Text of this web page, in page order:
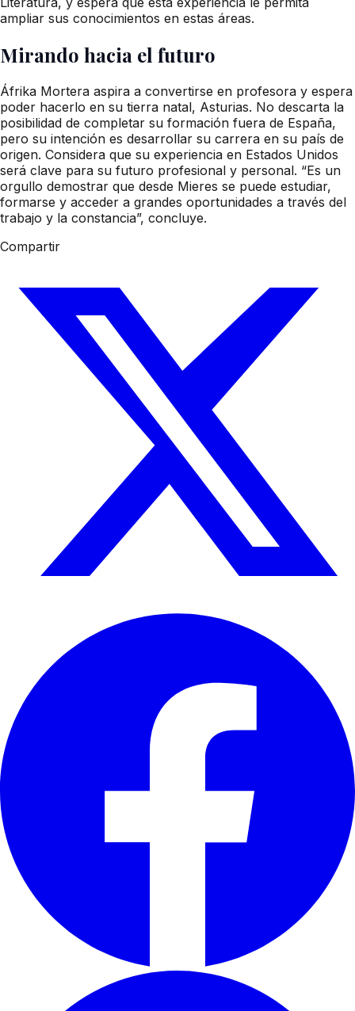
ampliar sus conocimientos en estas áreas.
Mirando hacia el futuro
Áfrika Mortera aspira a convertirse en profesora y espera
poder hacerlo en su tierra natal, Asturias. No descarta la
posibilidad de completar su formación fuera de España,
pero su intención es desarrollar su carrera en su país de
origen. Considera que su experiencia en Estados Unidos
será clave para su futuro profesional y personal. “Es un
orgullo demostrar que desde Mieres se puede estudiar,
formarse y acceder a grandes oportunidades a través del
trabajo y la constancia”, concluye.
Compartir